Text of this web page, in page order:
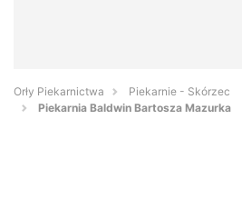
Orły Piekarnictwa
Piekarnie - Skórzec
Piekarnia Baldwin Bartosza Mazurka